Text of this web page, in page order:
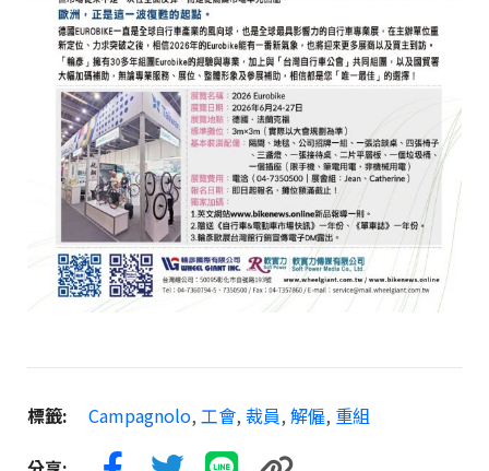
標籤: Campagnolo, 工會, 裁員, 解僱, 重組